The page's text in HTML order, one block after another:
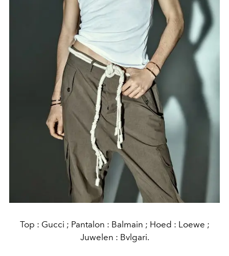
Top : Gucci ; Pantalon : Balmain ; Hoed : Loewe ;
Juwelen : Bvlgari.